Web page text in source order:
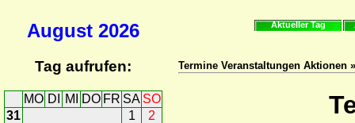
August 2026
Tag aufrufen:
MO DI MI DO FR SA SO
31
1
2
Aktueller Tag
Termine Veranstaltungen Aktionen